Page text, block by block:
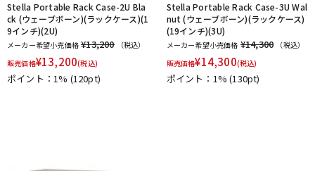
Stella Portable Rack Case-2U Bla
ck (ウェーブボーン)(ラックケース)(1
9インチ)(2U)
メーカー希望小売価格 ¥13,200
（税込）
販売価格¥13,200(税込)
ポイント：1% (120pt)
Stella Portable Rack Case-3U Wal
nut (ウェーブボーン)(ラックケース)
(19インチ)(3U)
メーカー希望小売価格 ¥14,300
（税込）
販売価格¥14,300(税込)
ポイント：1%(130pt)